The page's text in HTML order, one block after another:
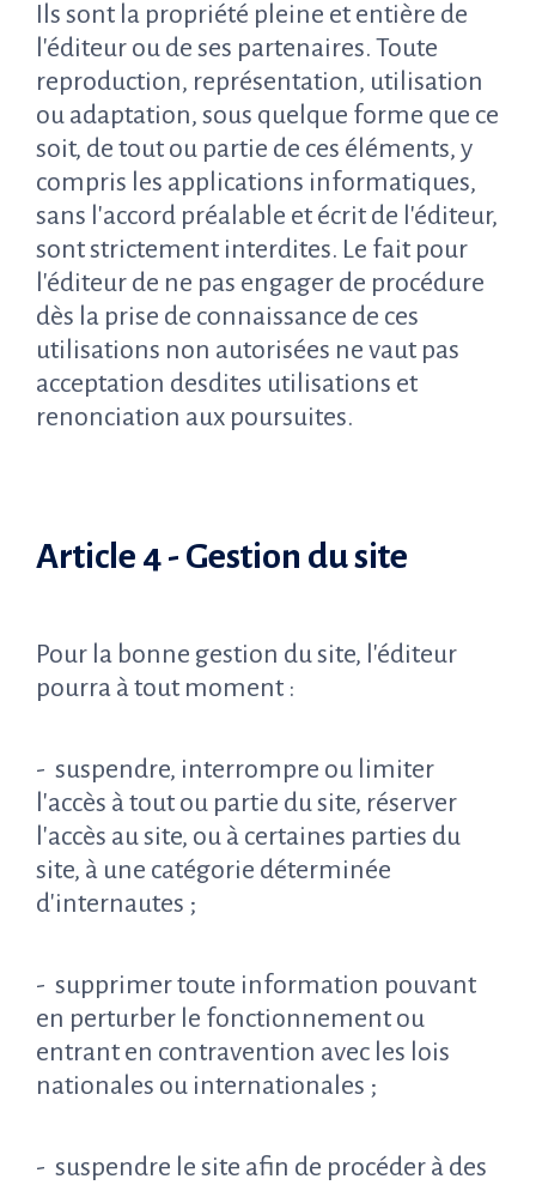
Ils sont la propriété pleine et entière de
l'éditeur ou de ses partenaires. Toute
reproduction, représentation, utilisation
ou adaptation, sous quelque forme que ce
soit, de tout ou partie de ces éléments, y
compris les applications informatiques,
sans l'accord préalable et écrit de l'éditeur,
sont strictement interdites. Le fait pour
l'éditeur de ne pas engager de procédure
dès la prise de connaissance de ces
utilisations non autorisées ne vaut pas
acceptation desdites utilisations et
renonciation aux poursuites.
Article 4 - Gestion du site
Pour la bonne gestion du site, l'éditeur
pourra à tout moment :
- suspendre, interrompre ou limiter
l'accès à tout ou partie du site, réserver
l'accès au site, ou à certaines parties du
site, à une catégorie déterminée
d'internautes ;
- supprimer toute information pouvant
en perturber le fonctionnement ou
entrant en contravention avec les lois
nationales ou internationales ;
- suspendre le site afin de procéder à des